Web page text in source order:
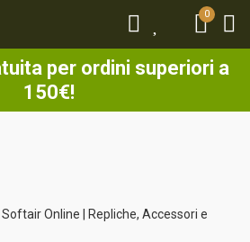
0
per ordini superiori a
150€!
0
Online | Repliche, Accessori e